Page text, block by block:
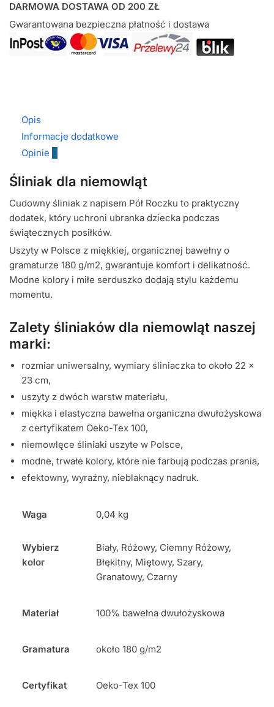
DARMOWA DOSTAWA OD 200 ZŁ
Gwarantowana bezpieczna płatność i dostawa
Opis
Informacje dodatkowe
Opinie 0
Śliniak dla niemowląt
Cudowny śliniak z napisem Pół Roczku to praktyczny
dodatek, który uchroni ubranka dziecka podczas
świątecznych posiłków.
Uszyty w Polsce z miękkiej, organicznej bawełny o
gramaturze 180 g/m2, gwarantuje komfort i delikatność.
Modne kolory i miłe serduszko dodają stylu każdemu
momentu.
Zalety śliniaków dla niemowląt naszej
marki:
rozmiar uniwersalny, wymiary śliniaczka to około 22 x
23 cm,
uszyty z dwóch warstw materiału,
miękka i elastyczna bawełna organiczna dwułożyskowa
z certyfikatem Oeko-Tex 100,
niemowlęce śliniaki uszyte w Polsce,
modne, trwałe kolory, które nie farbują podczas prania,
efektowny, wyraźny, nieblaknący nadruk.
Waga 0,04 kg
Wybierz
kolor
Biały, Różowy, Ciemny Różowy,
Błękitny, Miętowy, Szary,
Granatowy, Czarny
Materiał 100% bawełna dwułożyskowa
Gramatura około 180 g/m2
Certyfikat Oeko-Tex 100